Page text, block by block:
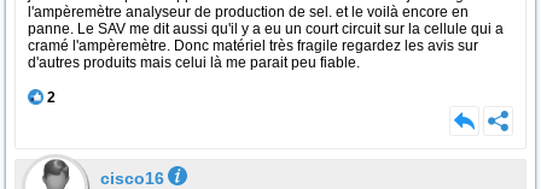
l'ampèremètre analyseur de production de sel. et le voilà encore en
panne. Le SAV me dit aussi qu'il y a eu un court circuit sur la cellule qui a
cramé l'ampèremètre. Donc matériel très fragile regardez les avis sur
d'autres produits mais celui là me parait peu fiable.
2
cisco16